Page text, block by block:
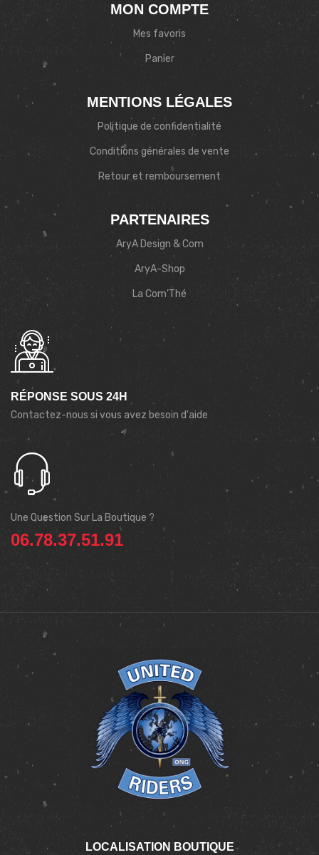
MON COMPTE
Mes favoris
Panier
MENTIONS LÉGALES
Politique de confidentialité
Conditions générales de vente
Retour et remboursement
PARTENAIRES
AryA Design & Com
AryA-Shop
La Com’Thé
RÉPONSE SOUS 24H
Contactez-nous si vous avez besoin d'aide
Une Question Sur La Boutique ?
06.78.37.51.91
LOCALISATION BOUTIQUE